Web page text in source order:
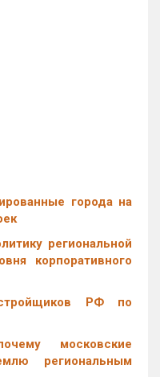
города на
региональной
корпоративного
РФ по
московские
региональным